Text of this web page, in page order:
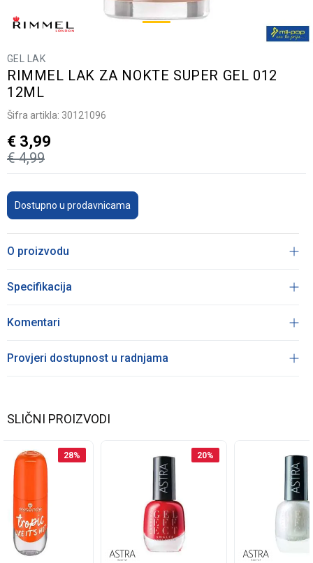
GEL LAK
RIMMEL LAK ZA NOKTE SUPER GEL 012
12ML
Šifra artikla: 30121096
€ 4,99
€ 3,99
Dostupno u prodavnicama
O proizvodu
Specifikacija
Komentari
Provjeri dostupnost u radnjama
SLIČNI PROIZVODI
28% 20%